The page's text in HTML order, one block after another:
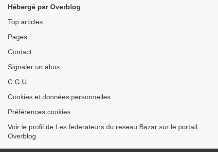
Hébergé par Overblog
Top articles
Pages
Contact
Signaler un abus
C.G.U.
Cookies et données personnelles
Préférences cookies
Voir le profil de Les federateurs du reseau Bazar sur le portail
Overblog